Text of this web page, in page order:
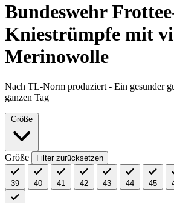
Bundeswehr
Kniestrümpfe mit
Merinowolle
Nach TL-Norm produziert - Ein gesunder
ganzen Tag
Größe
Größe Filter zurücksetzen
39 40 41 42 43 44 45